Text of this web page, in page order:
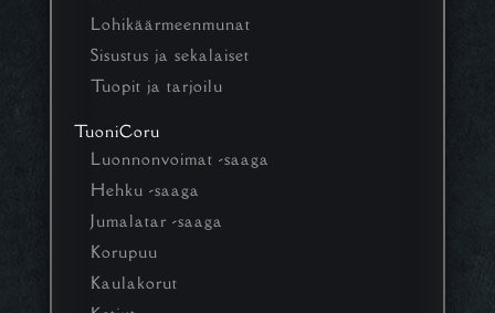
Lohikäärmeenmunat
Sisustus ja sekalaiset
Tuopit ja tarjoilu
TuoniCoru
Luonnonvoimat -saaga
Hehku -saaga
Jumalatar -saaga
Korupuu
Kaulakorut